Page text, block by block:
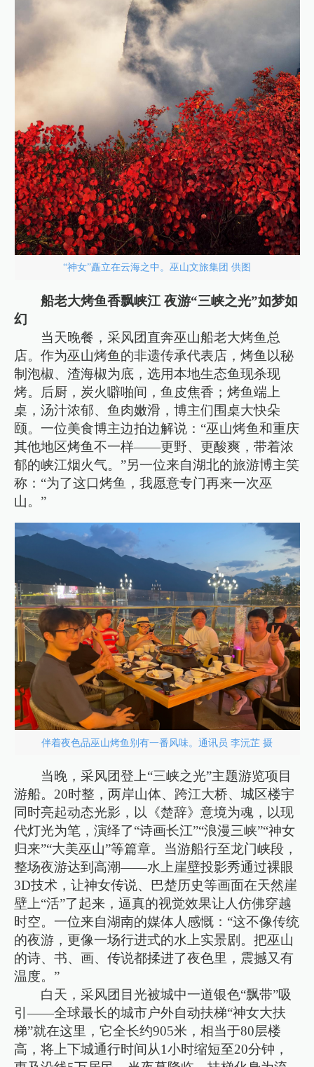
“神女”矗立在云海之中。巫山文旅集团 供图
船老大烤鱼香飘峡江 夜游“三峡之光”如梦如
幻
当天晚餐，采风团直奔巫山船老大烤鱼总
店。作为巫山烤鱼的非遗传承代表店，烤鱼以秘
制泡椒、渣海椒为底，选用本地生态鱼现杀现
烤。后厨，炭火噼啪间，鱼皮焦香；烤鱼端上
桌，汤汁浓郁、鱼肉嫩滑，博主们围桌大快朵
颐。一位美食博主边拍边解说：“巫山烤鱼和重庆
其他地区烤鱼不一样——更野、更酸爽，带着浓
郁的峡江烟火气。”另一位来自湖北的旅游博主笑
称：“为了这口烤鱼，我愿意专门再来一次巫
山。”
伴着夜色品巫山烤鱼别有一番风味。通讯员 李沅芷 摄
当晚，采风团登上“三峡之光”主题游览项目
游船。20时整，两岸山体、跨江大桥、城区楼宇
同时亮起动态光影，以《楚辞》意境为魂，以现
代灯光为笔，演绎了“诗画长江”“浪漫三峡”“神女
归来”“大美巫山”等篇章。当游船行至龙门峡段，
整场夜游达到高潮——水上崖壁投影秀通过裸眼
3D技术，让神女传说、巴楚历史等画面在天然崖
壁上“活”了起来，逼真的视觉效果让人仿佛穿越
时空。一位来自湖南的媒体人感慨：“这不像传统
的夜游，更像一场行进式的水上实景剧。把巫山
的诗、书、画、传说都揉进了夜色里，震撼又有
温度。”
白天，采风团目光被城中一道银色“飘带”吸
引——全球最长的城市户外自动扶梯“神女大扶
梯”就在这里，它全长约905米，相当于80层楼
高，将上下城通行时间从1小时缩短至20分钟，